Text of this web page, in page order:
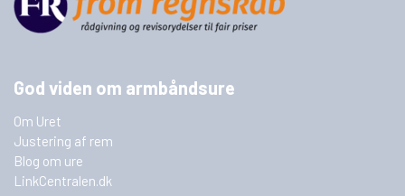
God viden om armbåndsure
Om Uret
Justering af rem
Blog om ure
LinkCentralen.dk